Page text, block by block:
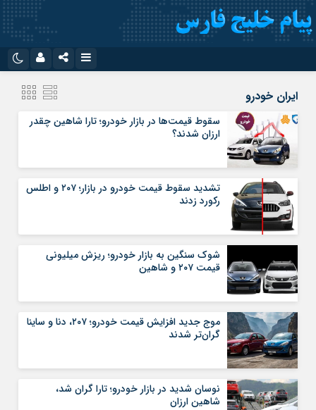
سروش
آپارات
مرا به خاطر بسپار
ایران خودرو
سقوط قیمت‌ها در بازار خودرو؛ تارا شاهین چقدر
ارزان شدند؟
تشدید سقوط قیمت خودرو در بازار؛ ۲۰۷ و اطلس
رکورد زدند
شوک سنگین به بازار خودرو؛ ریزش میلیونی
قیمت ۲۰۷ و شاهین
موج جدید افزایش قیمت خودرو؛ ۲۰۷، دنا و ساینا
گران‌تر شدند
نوسان شدید در بازار خودرو؛ تارا گران شد،
شاهین ارزان